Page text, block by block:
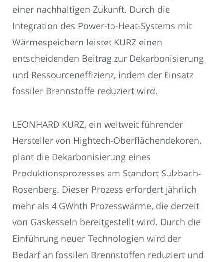
einer nachhaltigen Zukunft. Durch die
Integration des Power-to-Heat-Systems mit
Wärmespeichern leistet KURZ einen
entscheidenden Beitrag zur Dekarbonisierung
und Ressourceneffizienz, indem der Einsatz
fossiler Brennstoffe reduziert wird.
LEONHARD KURZ, ein weltweit führender
Hersteller von Hightech-Oberflächendekoren,
plant die Dekarbonisierung eines
Produktionsprozesses am Standort Sulzbach-
Rosenberg. Dieser Prozess erfordert jährlich
mehr als 4 GWhth Prozesswärme, die derzeit
von Gaskesseln bereitgestellt wird. Durch die
Einführung neuer Technologien wird der
Bedarf an fossilen Brennstoffen reduziert und